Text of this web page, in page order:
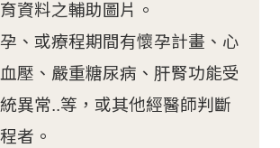
資料之輔助圖片。
、或療程期間有懷孕計畫、心
壓、嚴重糖尿病、肝腎功能受
異常..等，或其他經醫師判斷
者。